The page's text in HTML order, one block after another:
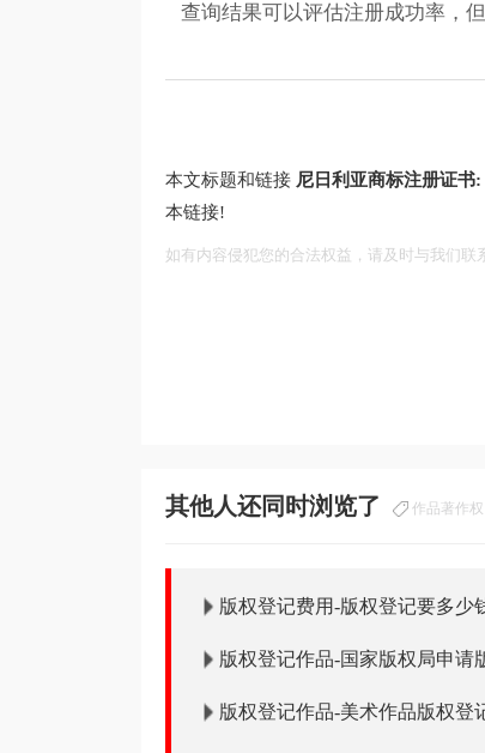
查询结果可以评估注册成功率，
本文标题和链接 尼日利亚商标注册证书:
本链接!
如有内容侵犯您的合法权益，请及时与我们联
其他人还同时浏览了 作品著作权
版权登记费用-版权登记要多少
版权登记作品-国家版权局申请
版权登记作品-美术作品版权登